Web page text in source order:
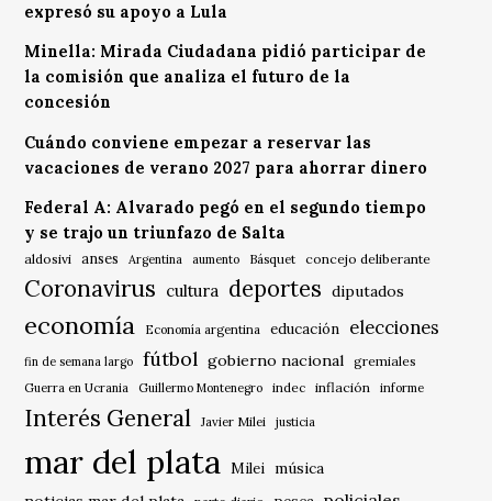
expresó su apoyo a Lula
Minella: Mirada Ciudadana pidió participar de
la comisión que analiza el futuro de la
concesión
Cuándo conviene empezar a reservar las
vacaciones de verano 2027 para ahorrar dinero
Federal A: Alvarado pegó en el segundo tiempo
y se trajo un triunfazo de Salta
aldosivi anses Argentina aumento Básquet concejo deliberante
Coronavirus cultura deportes diputados
economía Economía argentina educación elecciones
fin de semana largo fútbol gobierno nacional gremiales
Guerra en Ucrania Guillermo Montenegro indec inflación informe
Interés General Javier Milei justicia
mar del plata Milei música